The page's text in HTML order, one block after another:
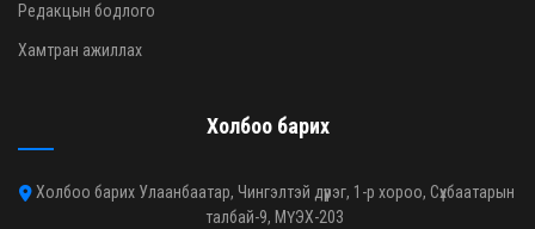
Редакцын бодлого
Хамтран ажиллах
Холбоо барих
Холбоо барих Улаанбаатар, Чингэлтэй дүүрэг, 1-р хороо, Сүхбаатарын
талбай-9, МҮЭХ-203